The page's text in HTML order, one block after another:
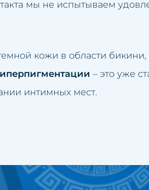
целлюлита
перманентного макияжа
пигментаций
растяжек
мы не испытываем
темной кожи в области
– это уже
интимных мест.